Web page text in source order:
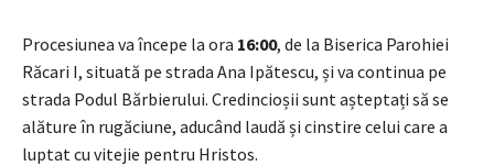
Procesiunea va începe la ora 16:00, de la Biserica Parohiei
Răcari I, situată pe strada Ana Ipătescu, și va continua pe
strada Podul Bărbierului. Credincioșii sunt așteptați să se
alăture în rugăciune, aducând laudă și cinstire celui care a
luptat cu vitejie pentru Hristos.